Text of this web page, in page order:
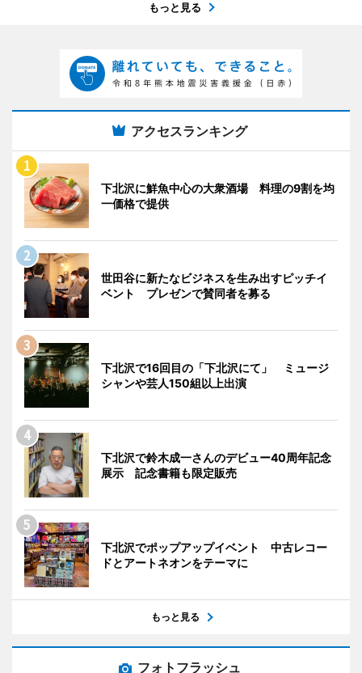
もっと見る
アクセスランキング
下北沢に鮮魚中心の大衆酒場 料理の9割を均
一価格で提供
世田谷に新たなビジネスを生み出すピッチイ
ベント プレゼンで賛同者を募る
下北沢で16回目の「下北沢にて」 ミュージ
シャンや芸人150組以上出演
下北沢で鈴木成一さんのデビュー40周年記念
展示 記念書籍も限定販売
下北沢でポップアップイベント 中古レコー
ドとアートネオンをテーマに
もっと見る
フォトフラッシュ